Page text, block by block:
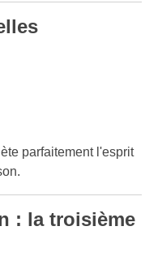
parfaitement l'esprit
: la troisième